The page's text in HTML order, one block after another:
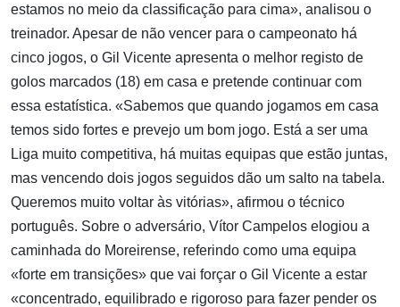
estamos no meio da classificação para cima», analisou o
treinador. Apesar de não vencer para o campeonato há
cinco jogos, o Gil Vicente apresenta o melhor registo de
golos marcados (18) em casa e pretende continuar com
essa estatística. «Sabemos que quando jogamos em casa
temos sido fortes e prevejo um bom jogo. Está a ser uma
Liga muito competitiva, há muitas equipas que estão juntas,
mas vencendo dois jogos seguidos dão um salto na tabela.
Queremos muito voltar às vitórias», afirmou o técnico
português. Sobre o adversário, Vítor Campelos elogiou a
caminhada do Moreirense, referindo como uma equipa
«forte em transições» que vai forçar o Gil Vicente a estar
«concentrado, equilibrado e rigoroso para fazer pender os